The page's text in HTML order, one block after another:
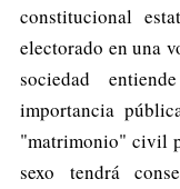
constitucional
electorado en una
sociedad
importancia
"matrimonio" civil
sexo tendrá